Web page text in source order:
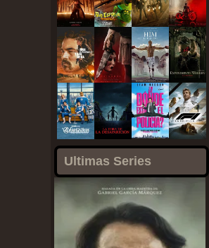
Ultimas Series